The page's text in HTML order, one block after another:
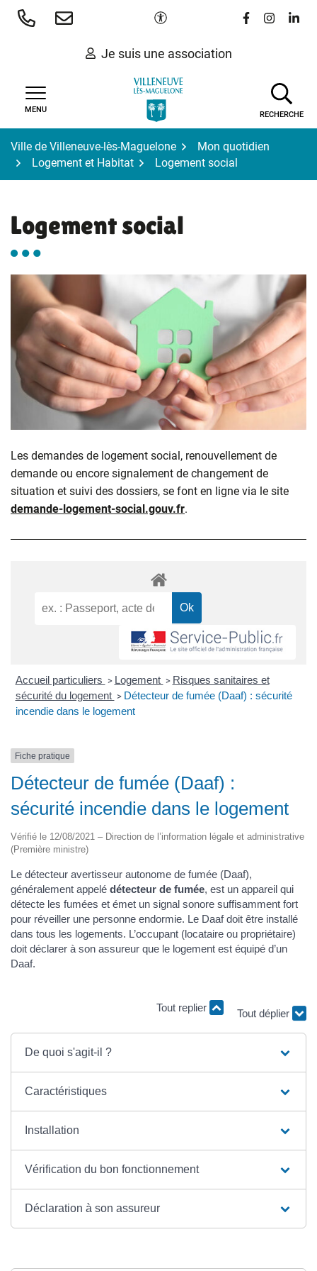
Aller
Paramètres d'accessibilité
Lien vers le
Lien vers
Lien
Je suis une association
MENU
RECHERCHE
Ville de Villeneuve-lès-Maguelone
Mon quotidien
Logement et Habitat
Logement social
Logement social
Les demandes de logement social, renouvellement de
demande ou encore signalement de changement de
situation et suivi des dossiers, se font en ligne via le site
demande-logement-social.gouv.fr.
Accueil particuliers > Logement > Risques sanitaires et
sécurité du logement > Détecteur de fumée (Daaf) : sécurité
incendie dans le logement
Fiche pratique
Détecteur de fumée (Daaf) :
sécurité incendie dans le logement
Vérifié le 12/08/2021 – Direction de l’information légale et administrative
(Première ministre)
Le détecteur avertisseur autonome de fumée (Daaf),
généralement appelé détecteur de fumée, est un appareil qui
détecte les fumées et émet un signal sonore suffisamment fort
pour réveiller une personne endormie. Le Daaf doit être installé
dans tous les logements. L’occupant (locataire ou propriétaire)
doit déclarer à son assureur que le logement est équipé d’un
Daaf.
Tout replier
Tout déplier
De quoi s'agit-il ?
Caractéristiques
Installation
Vérification du bon fonctionnement
Déclaration à son assureur